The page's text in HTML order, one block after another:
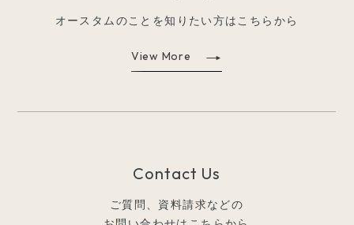
オースタムのことを知りたい方はこちらから
View More
Contact Us
ご質問、資料請求などの